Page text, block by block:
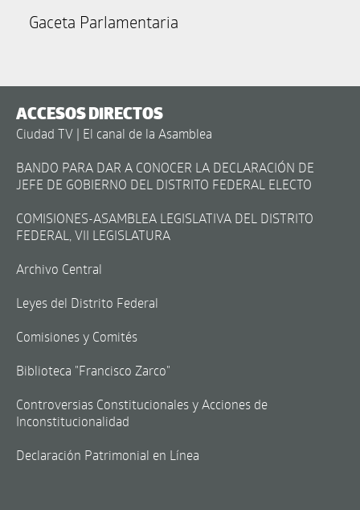
Gaceta Parlamentaria
ACCESOS DIRECTOS
Ciudad TV | El canal de la Asamblea
BANDO PARA DAR A CONOCER LA DECLARACIÓN DE
JEFE DE GOBIERNO DEL DISTRITO FEDERAL ELECTO
COMISIONES-ASAMBLEA LEGISLATIVA DEL DISTRITO
FEDERAL, VII LEGISLATURA
Archivo Central
Leyes del Distrito Federal
Comisiones y Comités
Biblioteca "Francisco Zarco"
Controversias Constitucionales y Acciones de
Inconstitucionalidad
Declaración Patrimonial en Línea